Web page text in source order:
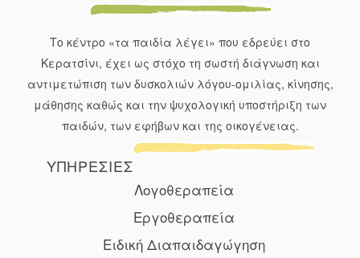
Λεπτή κινητικότητα
Το κέντρο «τα παιδία λέγει» που εδρεύει στο
Κερατσίνι, έχει ως στόχο τη σωστή διάγνωση και
αντιμετώπιση των δυσκολιών λόγου-ομιλίας, κίνησης,
μάθησης καθώς και την ψυχολογική υποστήριξη των
παιδών, των εφήβων και της οικογένειας.
ΥΠΗΡΕΣΙΕΣ
Λογοθεραπεία
Εργοθεραπεία
Ειδική Διαπαιδαγώγηση